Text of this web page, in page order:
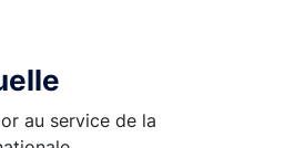
au service de la